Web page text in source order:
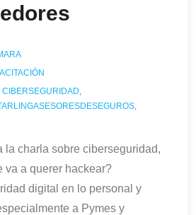
CIBERSEGURIDAD,
,
la charla sobre ciberseguridad,
va a querer hackear?
digital en lo personal y
a Pymes y